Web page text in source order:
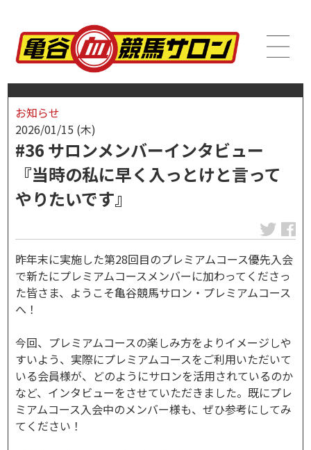
お知らせ
2026/01/15 (木)
#36 サロンメンバーインタビュー
『当時の私に早く入っとけと言って
やりたいです』
昨年末に実施した第28回目のプレミアムコース優先入会
で新たにプレミアムコースメンバーに加わってくださっ
た皆さま、ようこそ亀谷競馬サロン・プレミアムコース
へ！
今回、プレミアムコースの楽しみ方をよりイメージしや
すいよう、実際にプレミアムコースをご利用いただいて
いる会員様が、どのようにサロンを活用されているのか
など、インタビューをさせていただきました。既にプレ
ミアムコース入会中のメンバー様も、ぜひ参考にしてみ
てください！